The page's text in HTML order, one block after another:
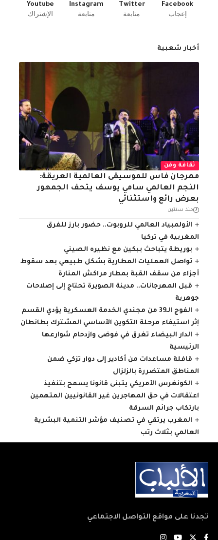
Facebook
إعجاب
Twitter
متابعة
Instagram
متابعة
Youtube
الإشتراك
أخبار شعبية
ثقافة وفن
مهرجان فاس للموسيقى العالمية العريقة:
النجم العالمي سامي يوسف يتحف الجمهور
بعرض رائع واستثنائي
منذ سنتين
الأولمبياد العالمي للروبوت.. حضور بارز للفرق
المغربية في تركيا
بوريطة يتباحث ببكين مع نظيره الصيني
تواصل العمليات المطارية بشكل طبيعي بعد سقوط
أجزاء من سقف القبة بمطار مراكش المنارة
قبل المهرجانات.. مدينة الصويرة تحتاج إلى إصلاحات
جوهرية
الفوج الـ39 من مجندي الخدمة العسكرية يؤدي القسم
إثر استيفاء مرحلة التكوين الأساسي المشترك بطانطان
الدار البيضاء تغرق في فوضى وازدحام شوارعها
الرئيسية
قافلة مساعدات من أكادير إلى دوار تزكي ضمن
المناطق المتضررة بالزلزال
الكونغرس الأمريكي يتبنى قانونا يسمح بتنفيذ
اعتقالات في حق المهاجرين غير القانونيين المتهمين
بارتكاب جرائم السرقة
المغرب يرتقي في تصنيف مؤشر التنمية البشرية
العالمي بثلاث رتب
تجدنا على مواقع التواصل الاجتماعي